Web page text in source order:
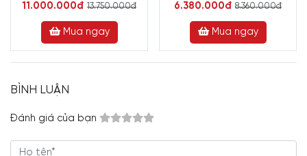
11.000.000đ 13.750.000đ
Mua ngay
6.380.000đ 8.360.000đ
Mua ngay
BÌNH LUẬN
Đánh giá của bạn